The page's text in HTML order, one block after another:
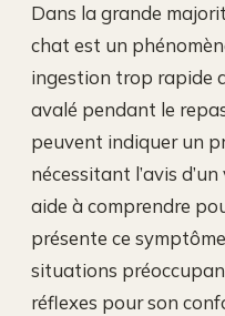
Dans la grande
chat est un
ingestion trop rapide
avalé pendant le
peuvent indiquer un
nécessitant l’avis
aide à comprendre
présente ce
situations
réflexes pour son